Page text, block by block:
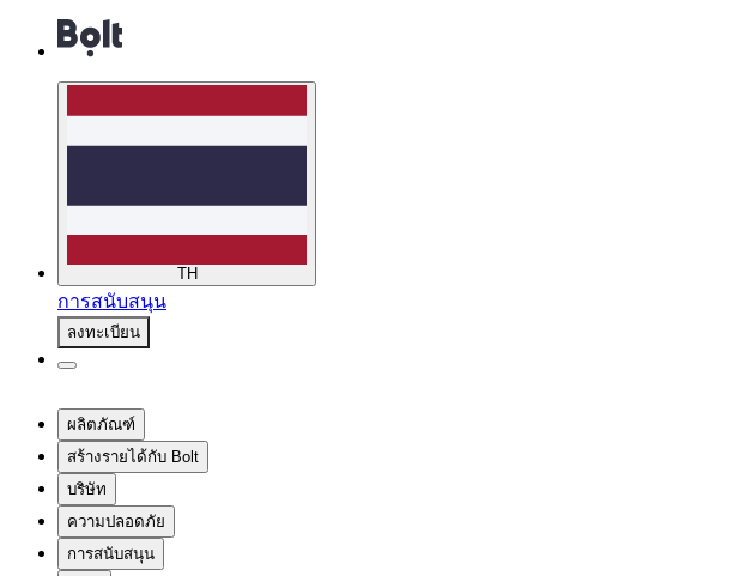
TH
การสนับสนุน
ลงทะเบียน
ผลิตภัณฑ์
สร้างรายได้กับ Bolt
บริษัท
ความปลอดภัย
การสนับสนุน